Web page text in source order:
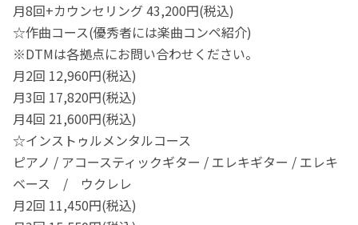
月8回+カウンセリング 43,200円(税込)
☆作曲コース(優秀者には楽曲コンペ紹介)
※DTMは各拠点にお問い合わせください。
月2回 12,960円(税込)
月3回 17,820円(税込)
月4回 21,600円(税込)
☆インストゥルメンタルコース
ピアノ / アコースティックギター / エレキギター / エレキ
ベース / ウクレレ
月2回 11,450円(税込)